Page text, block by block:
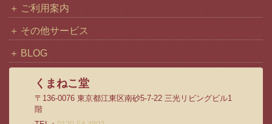
ご利用案内
その他サービス
BLOG
くまねこ堂
〒136-0076 東京都江東区南砂5-7-22 三光リビングビル1
階